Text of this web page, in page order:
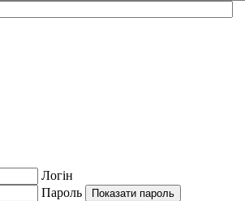
Логін
Пароль
Показати пароль